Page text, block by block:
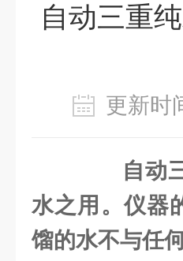
自动三重
更新
自动
水之用。仪器
馏的水不与任